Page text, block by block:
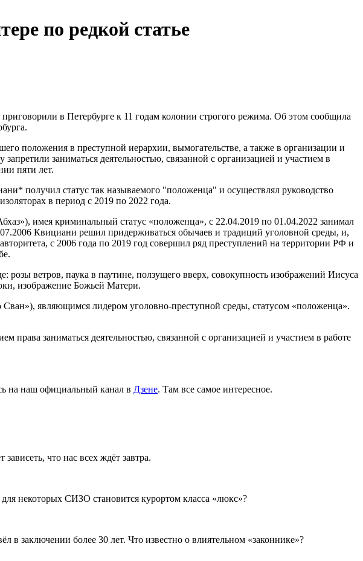
по редкой статье
в Петербурге к 11 годам колонии строгого режима. Об этом сообщила
положения в преступной иерархии, вымогательстве, а также в организации и
заниматься деятельностью, связанной с организацией и участием в
пяти лет.
получил статус так называемого "положенца" и осуществлял руководство
в период с 2019 по 2022 года.
имея криминальный статус «положенца», с 22.04.2019 по 01.04.2022 занимал
Квициани решил придерживаться обычаев и традиций уголовной среды, и,
с 2006 года по 2019 год совершил ряд преступлений на территории РФ и
розы ветров, паука в паутине, ползущего вверх, совокупность изображений Иисуса
изображение Божьей Матери.
являющимся лидером уголовно-преступной среды, статусом «положенца».
заниматься деятельностью, связанной с организацией и участием в работе
на наш официальный канал в Дзене. Там все самое интересное.
что нас всех ждёт завтра.
некоторых СИЗО становится курортом класса «люкс»?
заключении более 30 лет. Что известно о влиятельном «законнике»?